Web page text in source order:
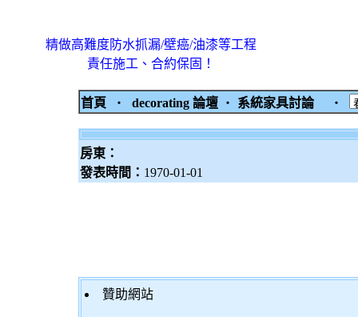
精做高難度防水抓漏/壁癌/油漆等工程
責任施工、合約保固！
首頁 ‧ decorating 論壇 ‧ 系統家具討論 ‧
房東：
發表時間： 1970-01-01
贊助網站